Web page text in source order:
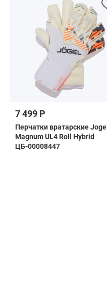
7 499 Р
Перчатки вратарские Jogel
Magnum UL4 Roll Hybrid
ЦБ-00008447